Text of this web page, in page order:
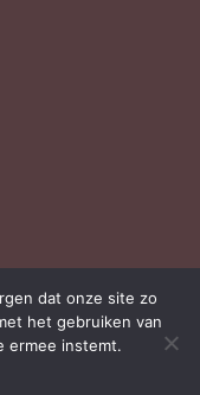
de agenda en
in voor onze
dat onze site zo
het gebruiken van
ermee instemt.